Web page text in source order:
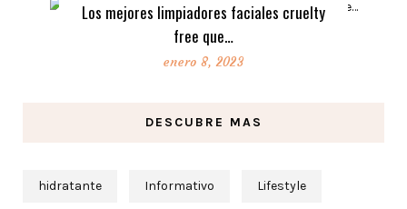
Los mejores limpiadores faciales cruelty
free que…
enero 8, 2023
DESCUBRE MAS
hidratante Informativo Lifestyle